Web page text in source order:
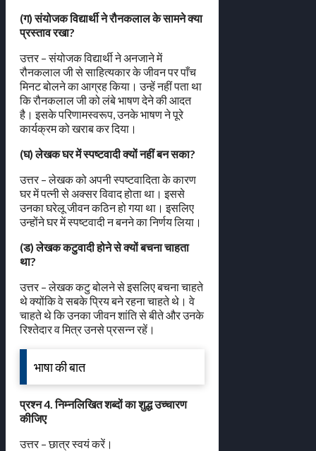
(ग) संयोजक विद्यार्थी ने रौनकलाल के सामने क्या
प्रस्ताव रखा?
उत्तर – संयोजक विद्यार्थी ने अनजाने में
रौनकलाल जी से साहित्यकार के जीवन पर पाँच
मिनट बोलने का आग्रह किया। उन्हें नहीं पता था
कि रौनकलाल जी को लंबे भाषण देने की आदत
है। इसके परिणामस्वरूप, उनके भाषण ने पूरे
कार्यक्रम को खराब कर दिया।
(घ) लेखक घर में स्पष्टवादी क्यों नहीं बन सका?
उत्तर – लेखक को अपनी स्पष्टवादिता के कारण
घर में पत्नी से अक्सर विवाद होता था। इससे
उनका घरेलू जीवन कठिन हो गया था। इसलिए
उन्होंने घर में स्पष्टवादी न बनने का निर्णय लिया।
(ड) लेखक कटुवादी होने से क्यों बचना चाहता
था?
उत्तर – लेखक कटु बोलने से इसलिए बचना चाहते
थे क्योंकि वे सबके प्रिय बने रहना चाहते थे। वे
चाहते थे कि उनका जीवन शांति से बीते और उनके
रिश्तेदार व मित्र उनसे प्रसन्न रहें।
भाषा की बात
प्रश्न 4. निम्नलिखित शब्दों का शुद्ध उच्चारण
कीजिए
उत्तर – छात्र स्वयं करें।